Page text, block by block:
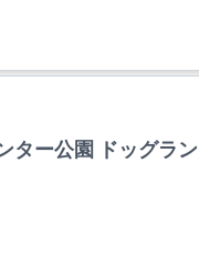
ター公園 ドッグラン